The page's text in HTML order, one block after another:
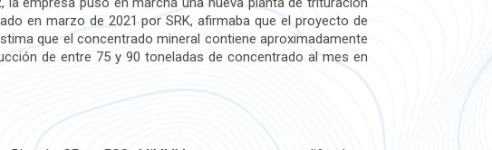
en marzo de 2021 por SRK, afirmaba que el proyecto de
que el concentrado mineral contiene aproximadamente
de entre 75 y 90 toneladas de concentrado al mes en